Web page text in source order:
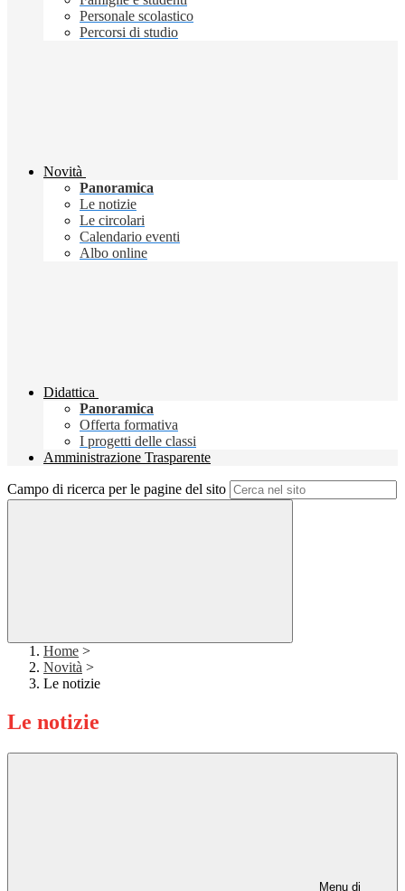
Personale scolastico
Percorsi di studio
Novità
Panoramica
Le notizie
Le circolari
Calendario eventi
Albo online
Didattica
Panoramica
Offerta formativa
I progetti delle classi
Amministrazione Trasparente
Campo di ricerca per le pagine del sito
Home >
Novità >
Le notizie
Le notizie
Menu di